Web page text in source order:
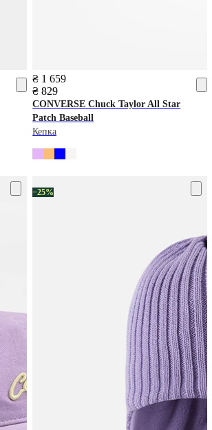
₴ 1 659
₴ 829
CONVERSE Chuck Taylor All Star
Patch Baseball
Кепка
−25%